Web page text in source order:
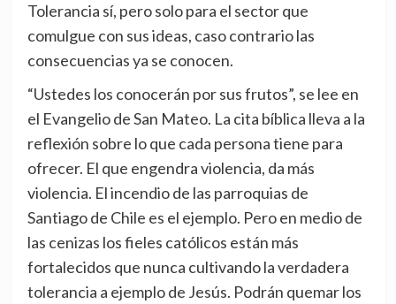
Tolerancia sí, pero solo para el sector que
comulgue con sus ideas, caso contrario las
consecuencias ya se conocen.
“Ustedes los conocerán por sus frutos”, se lee en
el Evangelio de San Mateo. La cita bíblica lleva a la
reflexión sobre lo que cada persona tiene para
ofrecer. El que engendra violencia, da más
violencia. El incendio de las parroquias de
Santiago de Chile es el ejemplo. Pero en medio de
las cenizas los fieles católicos están más
fortalecidos que nunca cultivando la verdadera
tolerancia a ejemplo de Jesús. Podrán quemar los